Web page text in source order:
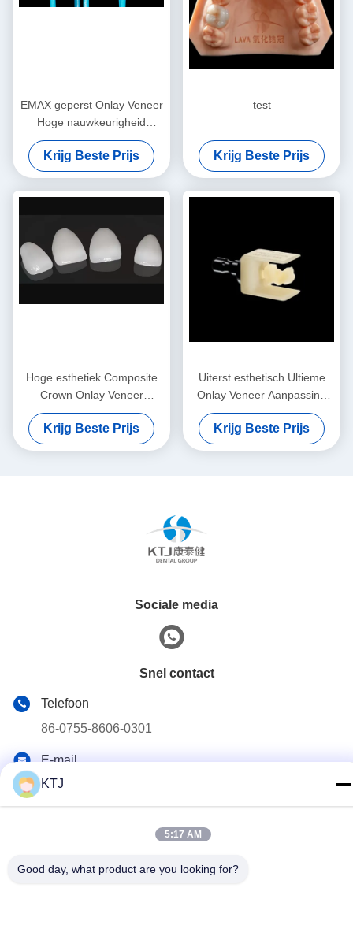
EMAX geperst Onlay Veneer
Hoge nauwkeurigheid
Tandheelkundige veneer
Uitstekende pasvorm
Krijg Beste Prijs
test
Krijg Beste Prijs
Hoge esthetiek Composite
Crown Onlay Veneer
Aanpasbare grootte
Krijg Beste Prijs
Uiterst esthetisch Ultieme
Onlay Veneer Aanpassing
van natuurlijke veneers
Krijg Beste Prijs
Sociale media
Snel contact
Telefoon
86-0755-8606-0301
E-mail
jacky@ktjdental.com
Adres
KangtaiJian Health Industry Building.No.7 Rongtian Road,
Pingshan District, Shenzhen, China
KTJ
5:17 AM
Good day, what product are you looking for?